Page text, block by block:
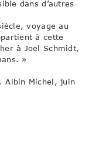
dans d’autres
voyage au
à cette
à Joël Schmidt,
»
Albin Michel, juin